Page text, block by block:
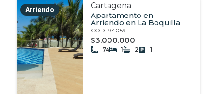
Arriendo
Cartagena
Apartamento en
Arriendo en La Boquilla
COD. 94059
$3.000.000
74 1 2 1